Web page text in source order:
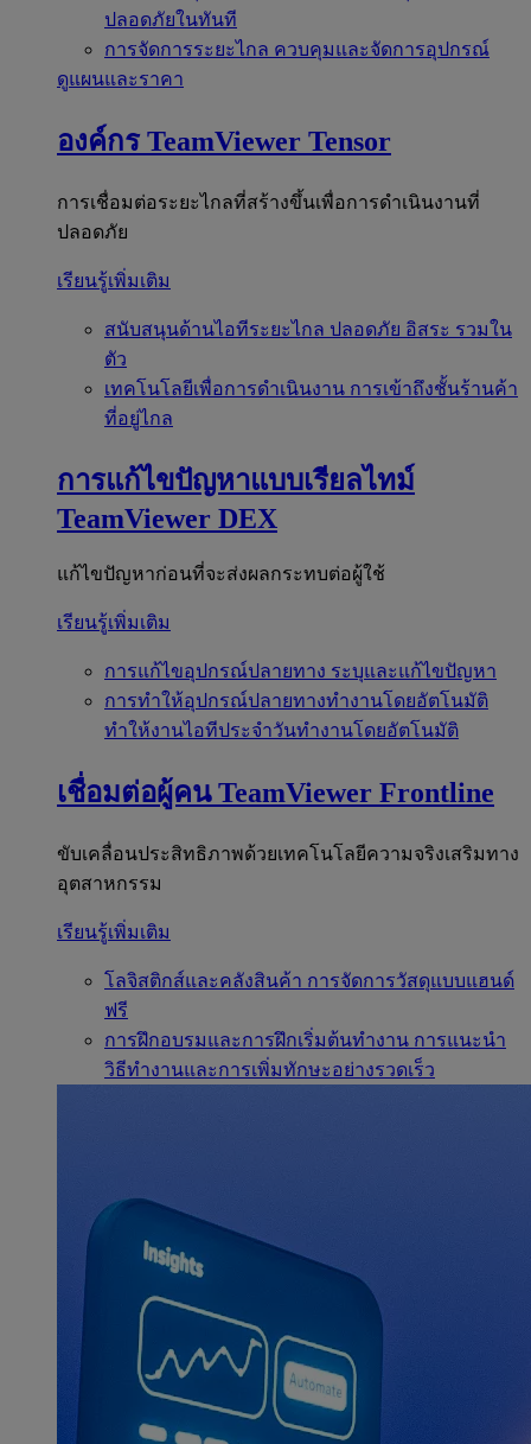
ปลอดภัยในทันที
การจัดการระยะไกล ควบคุมและจัดการอุปกรณ์
ดูแผนและราคา
องค์กร TeamViewer Tensor
การเชื่อมต่อระยะไกลที่สร้างขึ้นเพื่อการดำเนินงานที่
ปลอดภัย
เรียนรู้เพิ่มเติม
สนับสนุนด้านไอทีระยะไกล ปลอดภัย อิสระ รวมใน
ตัว
เทคโนโลยีเพื่อการดำเนินงาน การเข้าถึงชั้นร้านค้า
ที่อยู่ไกล
การแก้ไขปัญหาแบบเรียลไทม์
TeamViewer DEX
แก้ไขปัญหาก่อนที่จะส่งผลกระทบต่อผู้ใช้
เรียนรู้เพิ่มเติม
การแก้ไขอุปกรณ์ปลายทาง ระบุและแก้ไขปัญหา
การทำให้อุปกรณ์ปลายทางทำงานโดยอัตโนมัติ
ทำให้งานไอทีประจำวันทำงานโดยอัตโนมัติ
เชื่อมต่อผู้คน TeamViewer Frontline
ขับเคลื่อนประสิทธิภาพด้วยเทคโนโลยีความจริงเสริมทาง
อุตสาหกรรม
เรียนรู้เพิ่มเติม
โลจิสติกส์และคลังสินค้า การจัดการวัสดุแบบแฮนด์
ฟรี
การฝึกอบรมและการฝึกเริ่มต้นทำงาน การแนะนำ
วิธีทำงานและการเพิ่มทักษะอย่างรวดเร็ว